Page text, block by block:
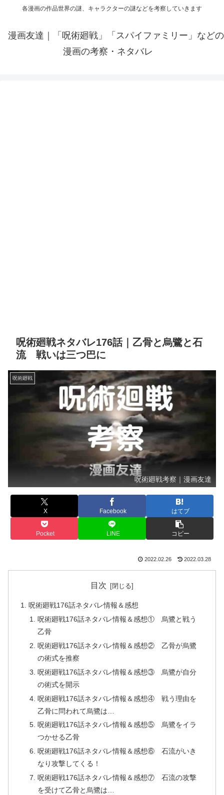
各漫画の作品世界の謎、キャラクターの謎などを考察していきます
漫画友達｜「呪術廻戦」「スパイファミリー」などの
漫画の考察・ネタバレ
呪術廻戦ネタバレ176話｜乙骨と烏鷺と石
流 戦いは三つ巴に
呪術廻戦
呪術廻戦考察｜漫画友達
X Facebook はてブ
Pocket LINE コピー
2022.02.26 2022.03.28
目次
呪術廻戦176話ネタバレ情報＆感想
呪術廻戦176話ネタバレ情報＆感想① 烏鷺と戦う
乙骨
呪術廻戦176話ネタバレ情報＆感想② 乙骨が烏鷺
の術式を推察
呪術廻戦176話ネタバレ情報＆感想③ 烏鷺が自分
の術式を開示
呪術廻戦176話ネタバレ情報＆感想④ 戦う理由を
乙骨に問われて烏鷺は…
呪術廻戦176話ネタバレ情報＆感想⑤ 烏鷺をイラ
つかせる乙骨
呪術廻戦176話ネタバレ情報＆感想⑥ 石流がいき
なり攻撃してくる！
呪術廻戦176話ネタバレ情報＆感想⑦ 石流の攻撃
を受けて乙骨と烏鷺は…